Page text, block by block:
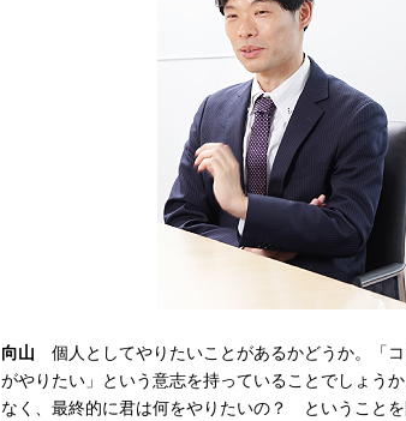
向山
個人としてやりたいことがあるかどうか。「
がやりたい」という意志を持っていることでしょう
なく、最終的に君は何をやりたいの？ ということ